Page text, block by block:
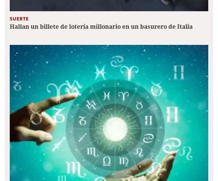
SUERTE
Hallan un billete de lotería millonario en un basurero de Italia